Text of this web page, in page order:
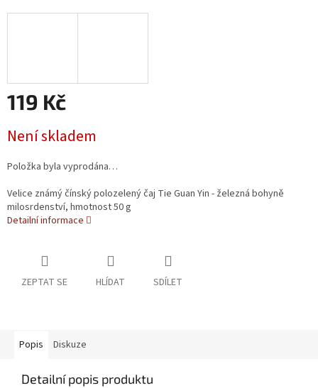
119 Kč
Není skladem
Položka byla vyprodána…
Velice známý čínský polozelený čaj Tie Guan Yin - železná bohyně
milosrdenství, hmotnost 50 g
Detailní informace
ZEPTAT SE HLÍDAT SDÍLET
Popis Diskuze
Detailní popis produktu